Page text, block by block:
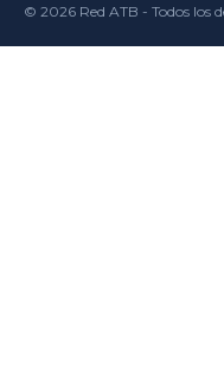
© 2026 Red ATB - Todos los